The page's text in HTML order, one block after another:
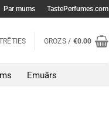
Par mums TastePerfumes.com
GROZS / €0.00
Emuārs